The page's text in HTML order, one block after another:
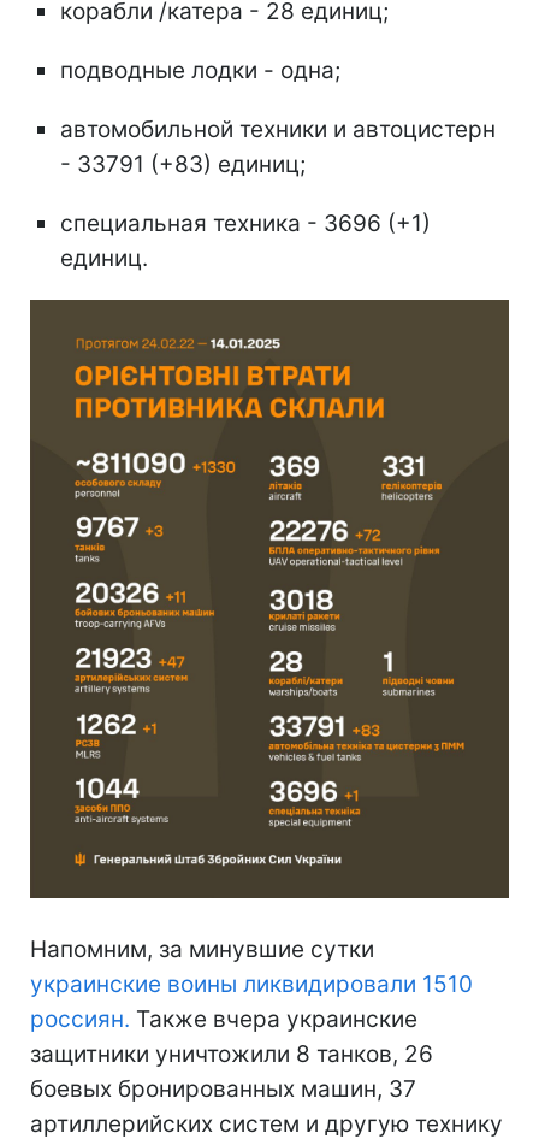
корабли /катера - 28 единиц;
подводные лодки - одна;
автомобильной техники и автоцистерн
- 33791 (+83) единиц;
специальная техника - 3696 (+1)
единиц.
Напомним, за минувшие сутки
украинские воины ликвидировали 1510
россиян. Также вчера украинские
защитники уничтожили 8 танков, 26
боевых бронированных машин, 37
артиллерийских систем и другую технику